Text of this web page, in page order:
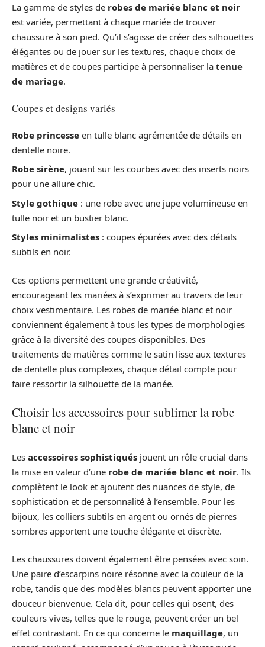
La gamme de styles de robes de mariée blanc et noir
est variée, permettant à chaque mariée de trouver
chaussure à son pied. Qu’il s’agisse de créer des silhouettes
élégantes ou de jouer sur les textures, chaque choix de
matières et de coupes participe à personnaliser la tenue
de mariage.
Coupes et designs variés
Robe princesse en tulle blanc agrémentée de détails en
dentelle noire.
Robe sirène, jouant sur les courbes avec des inserts noirs
pour une allure chic.
Style gothique : une robe avec une jupe volumineuse en
tulle noir et un bustier blanc.
Styles minimalistes : coupes épurées avec des détails
subtils en noir.
Ces options permettent une grande créativité,
encourageant les mariées à s’exprimer au travers de leur
choix vestimentaire. Les robes de mariée blanc et noir
conviennent également à tous les types de morphologies
grâce à la diversité des coupes disponibles. Des
traitements de matières comme le satin lisse aux textures
de dentelle plus complexes, chaque détail compte pour
faire ressortir la silhouette de la mariée.
Choisir les accessoires pour sublimer la robe
blanc et noir
Les accessoires sophistiqués jouent un rôle crucial dans
la mise en valeur d’une robe de mariée blanc et noir. Ils
complètent le look et ajoutent des nuances de style, de
sophistication et de personnalité à l’ensemble. Pour les
bijoux, les colliers subtils en argent ou ornés de pierres
sombres apportent une touche élégante et discrète.
Les chaussures doivent également être pensées avec soin.
Une paire d’escarpins noire résonne avec la couleur de la
robe, tandis que des modèles blancs peuvent apporter une
douceur bienvenue. Cela dit, pour celles qui osent, des
couleurs vives, telles que le rouge, peuvent créer un bel
effet contrastant. En ce qui concerne le maquillage, un